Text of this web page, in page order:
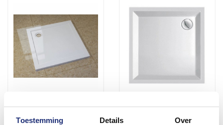
Toestemming Details Over
Luxe Douchebak Vierkant
Kwadrant Kunststof